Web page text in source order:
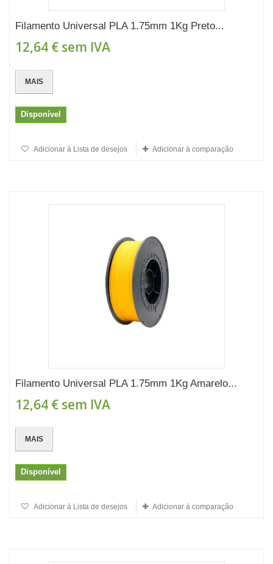
Filamento Universal PLA 1.75mm 1Kg Preto...
12,64 € sem IVA
MAIS
Disponível
Adicionar à Lista de desejos Adicionar à comparação
Filamento Universal PLA 1.75mm 1Kg Amarelo...
12,64 € sem IVA
MAIS
Disponível
Adicionar à Lista de desejos Adicionar à comparação